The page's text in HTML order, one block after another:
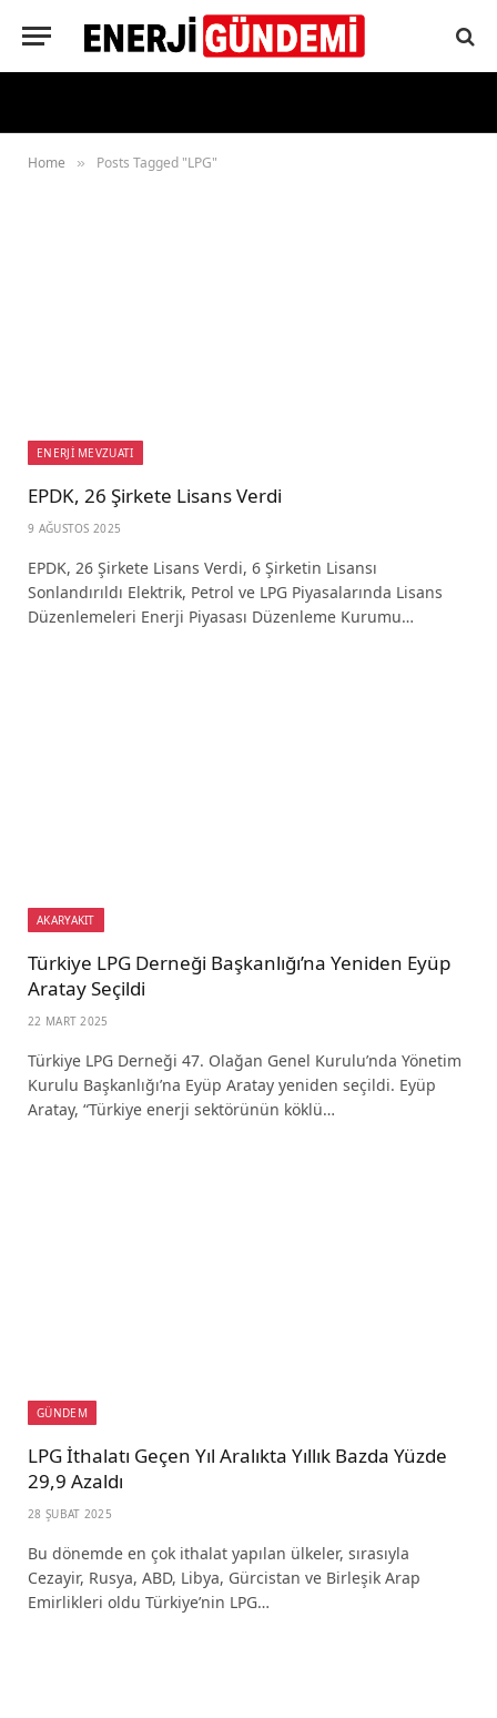
Home » Posts Tagged "LPG"
ENERJİ MEVZUATI
EPDK, 26 Şirkete Lisans Verdi
9 AĞUSTOS 2025
EPDK, 26 Şirkete Lisans Verdi, 6 Şirketin Lisansı
Sonlandırıldı Elektrik, Petrol ve LPG Piyasalarında Lisans
Düzenlemeleri Enerji Piyasası Düzenleme Kurumu…
AKARYAKIT
Türkiye LPG Derneği Başkanlığı’na Yeniden Eyüp
Aratay Seçildi
22 MART 2025
Türkiye LPG Derneği 47. Olağan Genel Kurulu’nda Yönetim
Kurulu Başkanlığı’na Eyüp Aratay yeniden seçildi. Eyüp
Aratay, “Türkiye enerji sektörünün köklü…
GÜNDEM
LPG İthalatı Geçen Yıl Aralıkta Yıllık Bazda Yüzde
29,9 Azaldı
28 ŞUBAT 2025
Bu dönemde en çok ithalat yapılan ülkeler, sırasıyla
Cezayir, Rusya, ABD, Libya, Gürcistan ve Birleşik Arap
Emirlikleri oldu Türkiye’nin LPG…